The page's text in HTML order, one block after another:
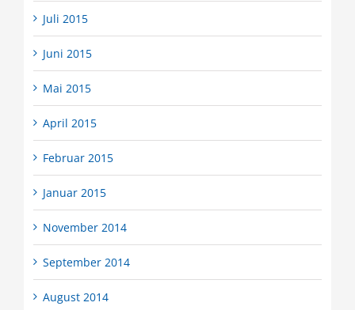
Juli 2015
Juni 2015
Mai 2015
April 2015
Februar 2015
Januar 2015
November 2014
September 2014
August 2014